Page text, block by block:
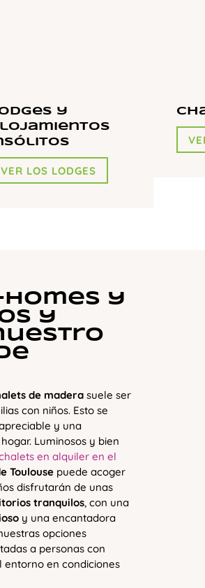
y
VER LOS LODGES
y
y
de madera suele ser
con niños. Esto se
y una
Luminosos y bien
en alquiler en el
Toulouse puede acoger
disfrutarán de unas
tranquilos, con una
y una encantadora
opciones
a personas con
en condiciones